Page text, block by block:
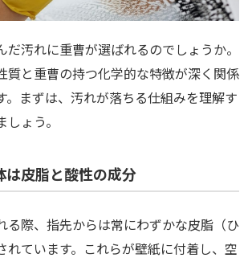
だ汚れに重曹が選ばれるのでしょうか。
質と重曹の持つ化学的な特徴が深く関係
。まずは、汚れが落ちる仕組みを理解す
ょう。
は皮脂と酸性の成分
る際、指先からは常にわずかな皮脂（ひ
れています。これらが壁紙に付着し、空